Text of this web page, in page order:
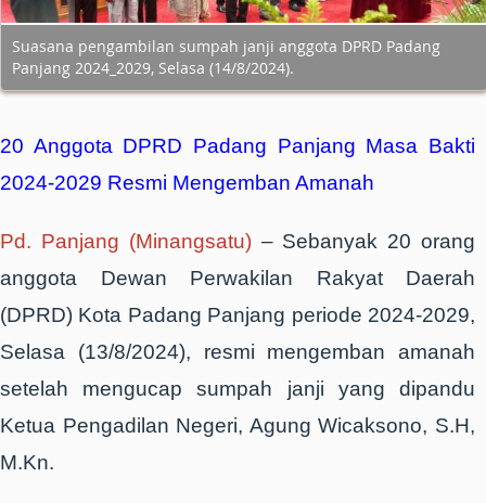
Suasana pengambilan sumpah janji anggota DPRD Padang
Panjang 2024_2029, Selasa (14/8/2024).
20 Anggota DPRD Padang Panjang Masa Bakti
2024-2029 Resmi Mengemban Amanah
Pd. Panjang (Minangsatu) – Sebanyak 20 orang
anggota Dewan Perwakilan Rakyat Daerah
(DPRD) Kota Padang Panjang periode 2024-2029,
Selasa (13/8/2024), resmi mengemban amanah
setelah mengucap sumpah janji yang dipandu
Ketua Pengadilan Negeri, Agung Wicaksono, S.H,
M.Kn.